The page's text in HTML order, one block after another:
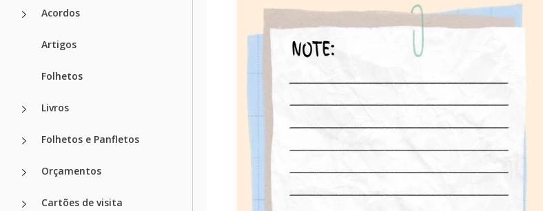
Acordos
Artigos
Folhetos
Livros
Folhetos e Panfletos
Orçamentos
Cartões de visita